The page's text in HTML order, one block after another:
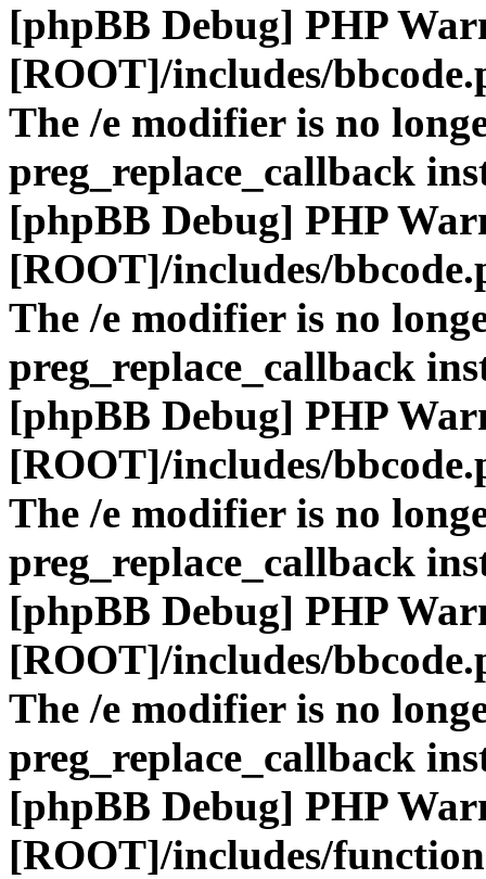
[phpBB Debug] PHP
[ROOT]/includes/
The /e modifier is no
preg_replace_callback
[phpBB Debug] PHP
[ROOT]/includes/
The /e modifier is no
preg_replace_callback
[phpBB Debug] PHP
[ROOT]/includes/
The /e modifier is no
preg_replace_callback
[phpBB Debug] PHP
[ROOT]/includes/
The /e modifier is no
preg_replace_callback
[phpBB Debug] PHP
[ROOT]/includes/